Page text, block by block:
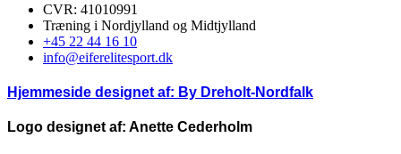
CVR: 41010991
Træning i Nordjylland og Midtjylland
+45 22 44 16 10
info@eiferelitesport.dk
Hjemmeside designet af: By Dreholt-Nordfalk
Logo designet af: Anette Cederholm